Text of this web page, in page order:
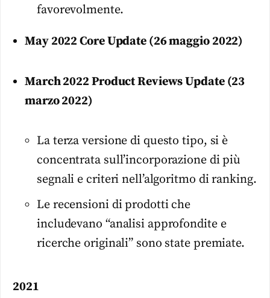
favorevolmente.
May 2022 Core Update (26 maggio 2022)
March 2022 Product Reviews Update (23
marzo 2022)
La terza versione di questo tipo, si è
concentrata sull’incorporazione di più
segnali e criteri nell’algoritmo di ranking.
Le recensioni di prodotti che
includevano “analisi approfondite e
ricerche originali” sono state premiate.
2021